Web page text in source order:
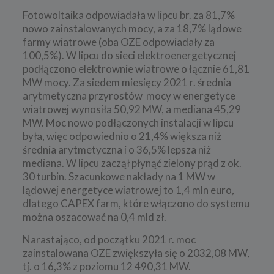
Fotowoltaika odpowiadała w lipcu br. za 81,7%
nowo zainstalowanych mocy, a za 18,7% lądowe
farmy wiatrowe (oba OZE odpowiadały za
100,5%). W lipcu do sieci elektroenergetycznej
podłączono elektrownie wiatrowe o łącznie 61,81
MW mocy. Za siedem miesięcy 2021 r. średnia
arytmetyczna przyrostów mocy w energetyce
wiatrowej wynosiła 50,92 MW, a mediana 45,29
MW. Moc nowo podłączonych instalacji w lipcu
była, więc odpowiednio o 21,4% większa niż
średnia arytmetyczna i o 36,5% lepsza niż
mediana. W lipcu zaczął płynąć zielony prąd z ok.
30 turbin. Szacunkowe nakłady na 1 MW w
lądowej energetyce wiatrowej to 1,4 mln euro,
dlatego CAPEX farm, które włączono do systemu
można oszacować na 0,4 mld zł.
Narastająco, od początku 2021 r. moc
zainstalowana OZE zwiększyła się o 2032,08 MW,
tj. o 16,3% z poziomu 12 490,31 MW.